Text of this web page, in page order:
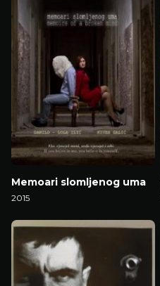
Memoari slomljenog uma
2015